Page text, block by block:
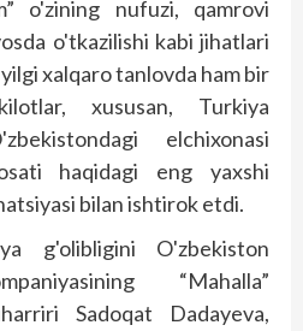
o'zining nufuzi, qamrovi
o'tkazilishi kabi jihatlari
xalqaro tanlovda ham bir
xususan, Turkiya
elchixonasi
haqidagi eng yaxshi
bilan ishtirok etdi.
g'olibligini O'zbekiston
“Mahalla”
Sadoqat Dadayeva,